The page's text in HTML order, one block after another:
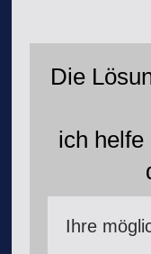
Die
ich helfe
Ihre